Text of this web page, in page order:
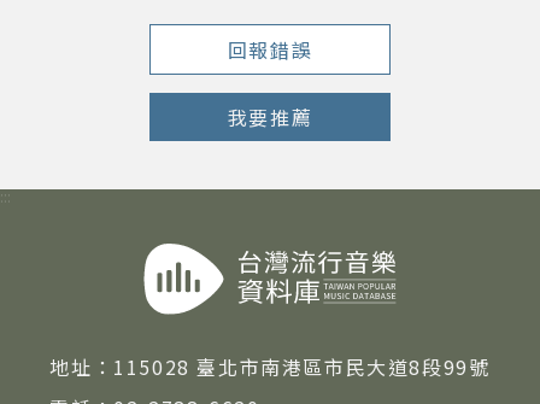
回報錯誤
我要推薦
:::
地址： 115028 臺北市南港區市民大道8段99號